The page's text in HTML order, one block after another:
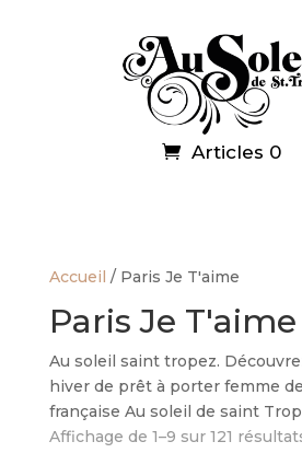
Articles 0
Accueil / Paris Je T'aime
Paris Je T'aime
Au soleil saint tropez.
hiver de prêt à porter femme
française Au soleil de saint
Affichage de 1–9 sur 121